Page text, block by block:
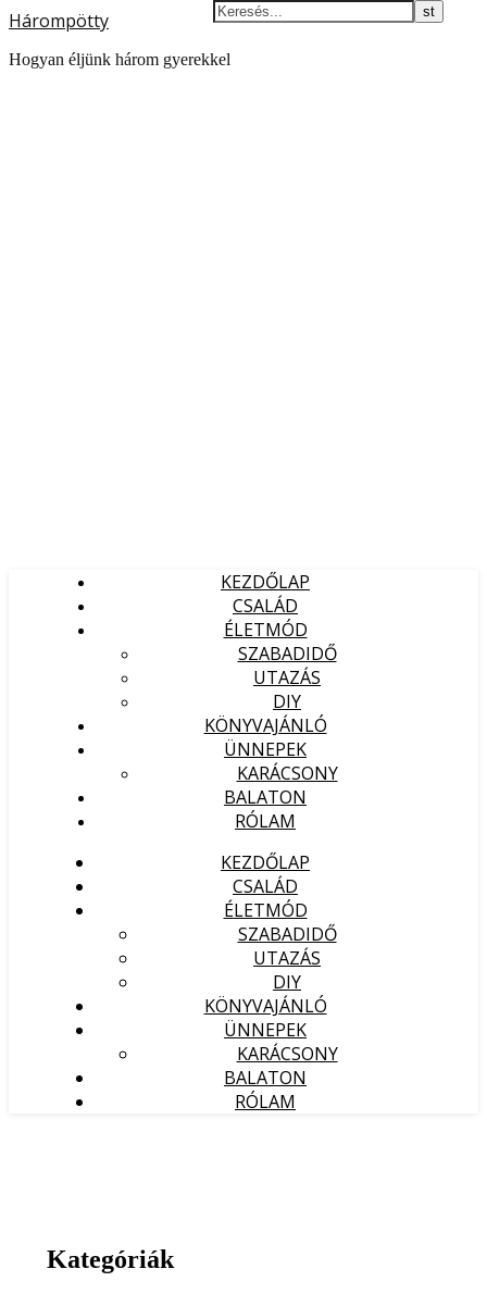
Hárompötty
Hogyan éljünk három gyerekkel
KEZDŐLAP
CSALÁD
ÉLETMÓD
SZABADIDŐ
UTAZÁS
DIY
KÖNYVAJÁNLÓ
ÜNNEPEK
KARÁCSONY
BALATON
RÓLAM
KEZDŐLAP
CSALÁD
ÉLETMÓD
SZABADIDŐ
UTAZÁS
DIY
KÖNYVAJÁNLÓ
ÜNNEPEK
KARÁCSONY
BALATON
RÓLAM
Kategóriák